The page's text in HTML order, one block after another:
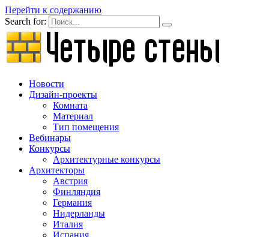
Перейти к содержанию
Search for:
Новости
Дизайн-проекты
Комната
Материал
Тип помещения
Вебинары
Конкурсы
Архитектурные конкурсы
Архитекторы
Австрия
Финляндия
Германия
Нидерланды
Италия
Испания